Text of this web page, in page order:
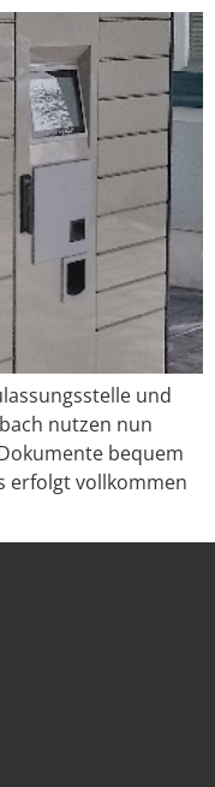
und
nutzen nun
bequem
erfolgt vollkommen